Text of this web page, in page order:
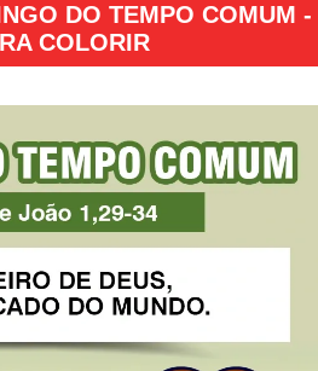
DO TEMPO COMUM -
COLORIR